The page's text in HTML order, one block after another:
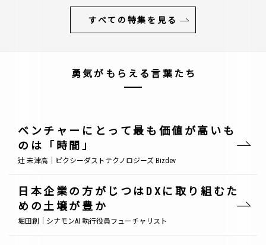
すべての特集を見る
勇気がもらえる言葉たち
ベンチャーにとって最も価値が高いも
のは「時間」
辻 未津高｜ピクシーダストテクノロジーズ Bizdev
日本企業の方がじつはDXに取り組むた
めの土壌が豊か
堀田創｜シナモンAI 執行役員フューチャリスト